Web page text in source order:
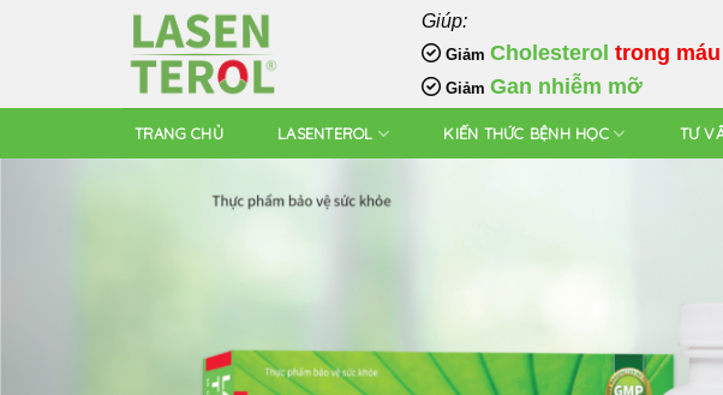
Giúp:
Giảm Cholesterol trong máu
Giảm Gan nhiễm mỡ
TRANG CHỦ LASENTEROL KIẾN THỨC BỆNH HỌC TƯ